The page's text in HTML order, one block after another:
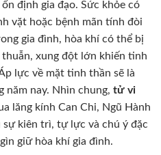
định gia đạo. Sức khỏe có
vặt hoặc bệnh mãn tính đòi
gia đình, hòa khí có thể bị
xung đột lớn khiến tinh
lực về mặt tinh thần sẽ là
năm nay. Nhìn chung, tử vi
lăng kính Can Chi, Ngũ Hành
kiên trì, tự lực và chú ý đặc
giữ hòa khí gia đình.